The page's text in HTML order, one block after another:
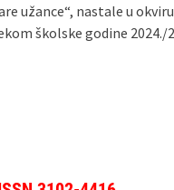
užance“, nastale u
školske godine 2024./